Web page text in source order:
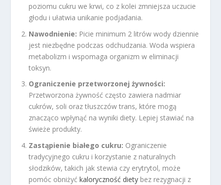
poziomu cukru we krwi, co z kolei zmniejsza uczucie
głodu i ułatwia unikanie podjadania.
Nawodnienie: Picie minimum 2 litrów wody dziennie
jest niezbędne podczas odchudzania. Woda wspiera
metabolizm i wspomaga organizm w eliminacji
toksyn.
Ograniczenie przetworzonej żywności:
Przetworzona żywność często zawiera nadmiar
cukrów, soli oraz tłuszczów trans, które mogą
znacząco wpłynąć na wyniki diety. Lepiej stawiać na
świeże produkty.
Zastąpienie białego cukru: Ograniczenie
tradycyjnego cukru i korzystanie z naturalnych
słodzików, takich jak stewia czy erytrytol, może
pomóc obniżyćkaloryczność diety bez rezygnacji z